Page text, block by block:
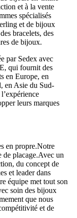
et à la vente
spécialisés
et de bijoux
bracelets, des
de bijoux.
par Sedex avec
qui fournit des
en Europe, en
en Asie du Sud-
leurs marques
en propre.Notre
de placage.Avec un
du concept de
et leader dans
équipe met tout son
soin des bijoux
que nous
et de